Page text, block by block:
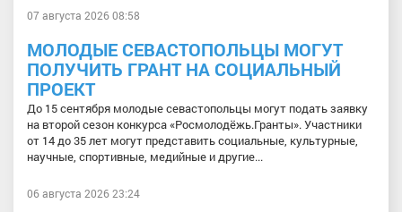
07 августа 2026 08:58
МОЛОДЫЕ СЕВАСТОПОЛЬЦЫ МОГУТ
ПОЛУЧИТЬ ГРАНТ НА СОЦИАЛЬНЫЙ
ПРОЕКТ
До 15 сентября молодые севастопольцы могут подать заявку
на второй сезон конкурса «Росмолодёжь.Гранты». Участники
от 14 до 35 лет могут представить социальные, культурные,
научные, спортивные, медийные и другие...
06 августа 2026 23:24